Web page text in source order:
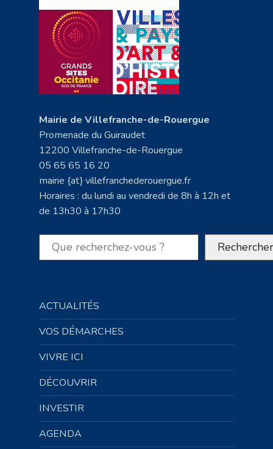
Mairie de Villefranche-de-Rouergue
Promenade du Guiraudet
12200 Villefranche-de-Rouergue
05 65 65 16 20
mairie {at} villefranchederouergue.fr
Horaires : du lundi au vendredi de 8h à 12h et
de 13h30 à 17h30
Rechercher Rechercher
ACTUALITÉS
VOS DÉMARCHES
VIVRE ICI
DÉCOUVRIR
INVESTIR
AGENDA